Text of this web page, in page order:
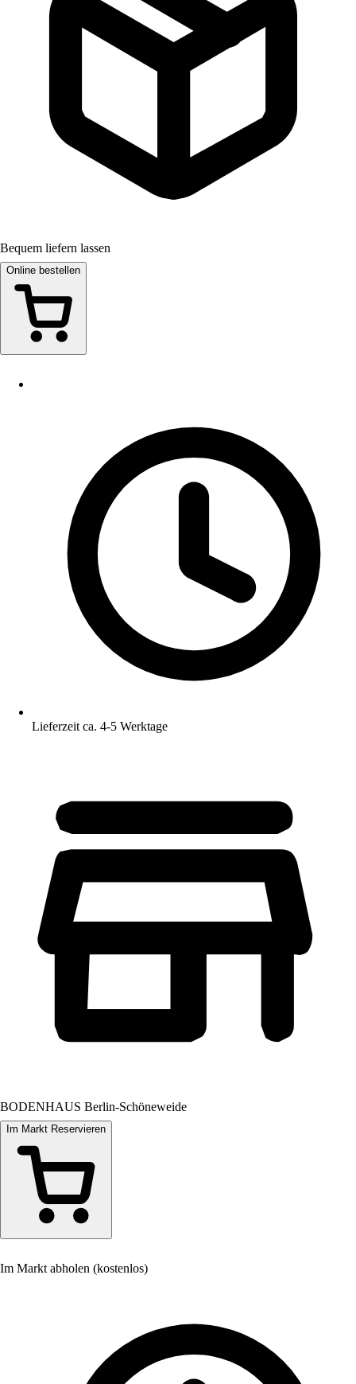
Bequem liefern lassen
Online bestellen
Lieferzeit ca. 4-5 Werktage
BODENHAUS Berlin-Schöneweide
Im Markt Reservieren
Im Markt abholen (kostenlos)